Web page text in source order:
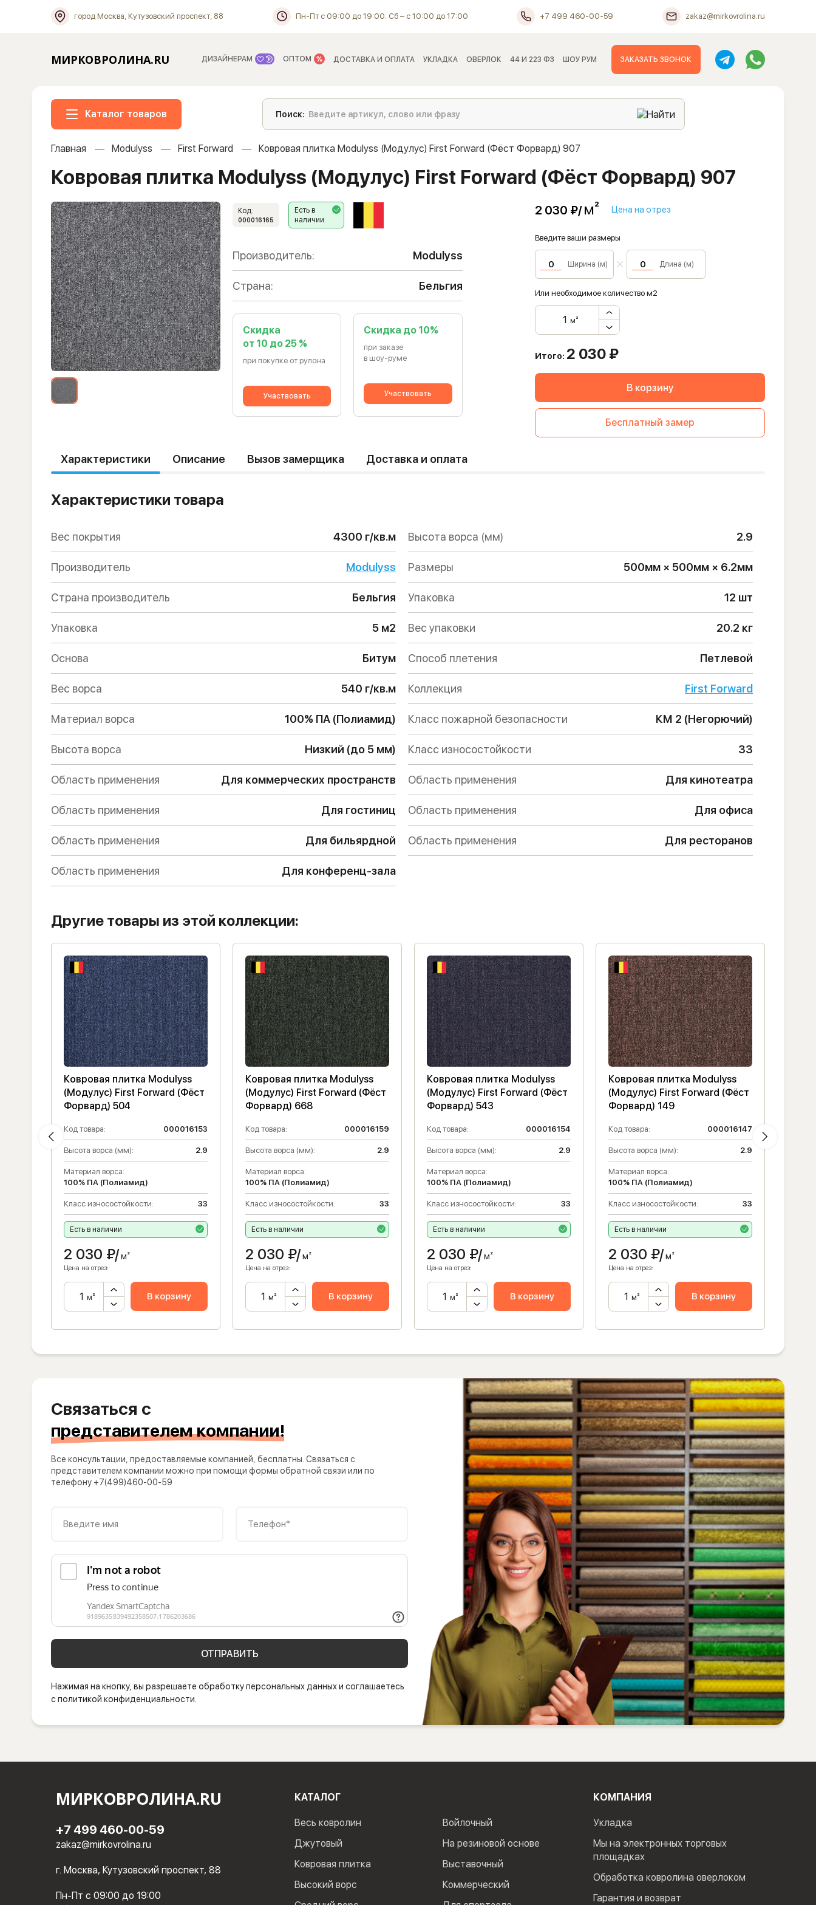
город Москва, Кутузовский проспект, 88 Пн-Пт с 09:00 до 19:00. Сб – с 10:00 до 17:00 +7 499 460-00-59 zakaz@mirkovrolina.ru
МИРКОВРОЛИНА.RU ДИЗАЙНЕРАМ ОПТОМ ДОСТАВКА И ОПЛАТА УКЛАДКА ОВЕРЛОК 44 И 223 ФЗ ШОУ РУМ ЗАКАЗАТЬ ЗВОНОК
Каталог товаров
Главная Modulyss First Forward Ковровая плитка Modulyss (Модулус) First Forward (Фёст Форвард) 907
Ковровая плитка Modulyss (Модулус) First Forward (Фёст Форвард) 907
Код:
000016165
Есть в
наличии
Производитель: Modulyss
Страна: Бельгия
Скидка
от 10 до 25 %
при покупке от рулона
Участвовать
Cкидка до 10%
при заказе
в шоу-руме
Участвовать
2 030 ₽/м² Цена на отрез
Введите ваши размеры
Ширина (м) Длина (м)
Или необходимое количество м2
м²
Итого: 2 030 ₽
В корзину
Бесплатный замер
Характеристики Описание Вызов замерщика Доставка и оплата
Характеристики товара
Вес покрытия 4300 г/кв.м Высота ворса (мм) 2.9
Производитель Modulyss Размеры 500мм × 500мм × 6.2мм
Страна производитель Бельгия Упаковка 12 шт
Упаковка 5 м2 Вес упаковки 20.2 кг
Основа Битум Способ плетения Петлевой
Вес ворса 540 г/кв.м Коллекция First Forward
Материал ворса 100% ПА (Полиамид) Класс пожарной безопасности КМ 2 (Негорючий)
Высота ворса Низкий (до 5 мм) Класс износостойкости 33
Область применения Для коммерческих пространств Область применения Для кинотеатра
Область применения Для гостиниц Область применения Для офиса
Область применения Для бильярдной Область применения Для ресторанов
Область применения Для конференц-зала
Другие товары из этой коллекции:
Ковровая плитка Modulyss
(Модулус) First Forward (Фёст
Форвард) 504
Код товара: 000016153
Высота ворса (мм): 2.9
Материал ворса:
100% ПА (Полиамид)
Класс износостойкости: 33
Есть в наличии
2 030 ₽/м²
Цена на отрез:
м² В корзину
Ковровая плитка Modulyss
(Модулус) First Forward (Фёст
Форвард) 668
Код товара: 000016159
Высота ворса (мм): 2.9
Материал ворса:
100% ПА (Полиамид)
Класс износостойкости: 33
Есть в наличии
2 030 ₽/м²
Цена на отрез:
м² В корзину
Ковровая плитка Modulyss
(Модулус) First Forward (Фёст
Форвард) 543
Код товара: 000016154
Высота ворса (мм): 2.9
Материал ворса:
100% ПА (Полиамид)
Класс износостойкости: 33
Есть в наличии
2 030 ₽/м²
Цена на отрез:
м² В корзину
Ковровая плитка Modulyss
(Модулус) First Forward (Фёст
Форвард) 149
Код товара: 000016147
Высота ворса (мм): 2.9
Материал ворса:
100% ПА (Полиамид)
Класс износостойкости: 33
Есть в наличии
2 030 ₽/м²
Цена на отрез:
м² В корзину
Связаться с
представителем компании!
Все консультации, предоставляемые компанией, бесплатны. Связаться с
представителем компании можно при помощи формы обратной связи или по
телефону +7(499)460-00-59
Введите имя Телефон*
ОТПРАВИТЬ
Нажимая на кнопку, вы разрешаете обработку персональных данных и соглашаетесь
с политикой конфиденциальности.
МИРКОВРОЛИНА.RU
+7 499 460-00-59
zakaz@mirkovrolina.ru
г. Москва, Кутузовский проспект, 88
Пн-Пт с 09:00 до 19:00
КАТАЛОГ
Весь ковролин
Джутовый
Ковровая плитка
Высокий ворс
Войлочный
На резиновой основе
Выставочный
Коммерческий
КОМПАНИЯ
Укладка
Мы на электронных торговых
площадках
Обработка ковролина оверлоком
Гарантия и возврат